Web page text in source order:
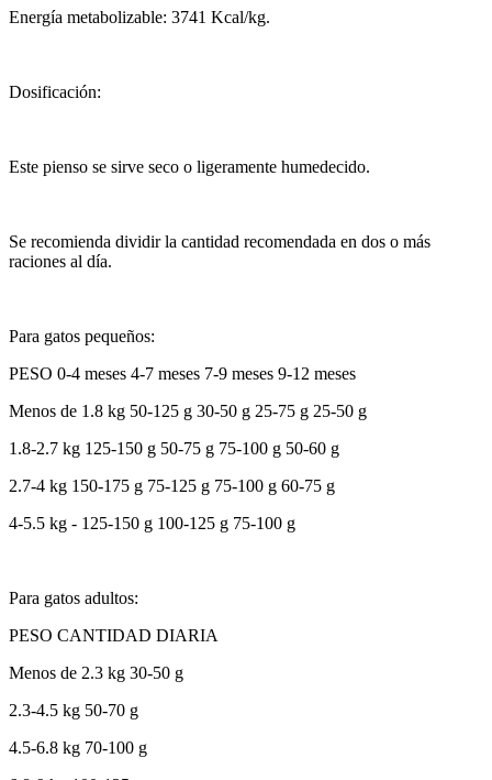
Energía metabolizable: 3741 Kcal/kg.
Dosificación:
Este pienso se sirve seco o ligeramente humedecido.
Se recomienda dividir la cantidad recomendada en dos o más
raciones al día.
Para gatos pequeños:
PESO 0-4 meses 4-7 meses 7-9 meses 9-12 meses
Menos de 1.8 kg 50-125 g 30-50 g 25-75 g 25-50 g
1.8-2.7 kg 125-150 g 50-75 g 75-100 g 50-60 g
2.7-4 kg 150-175 g 75-125 g 75-100 g 60-75 g
4-5.5 kg - 125-150 g 100-125 g 75-100 g
Para gatos adultos:
PESO CANTIDAD DIARIA
Menos de 2.3 kg 30-50 g
2.3-4.5 kg 50-70 g
4.5-6.8 kg 70-100 g